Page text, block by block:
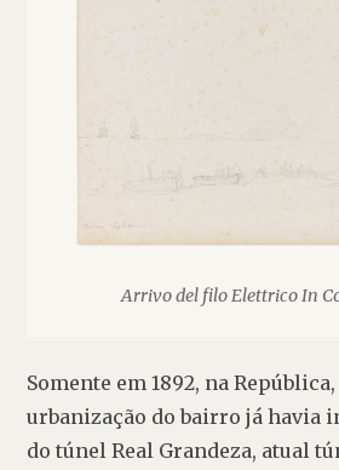
Arrivo del filo Elettrico In
Somente em 1892, na
urbanização do bairro já havia
do túnel Real Grandeza, atual